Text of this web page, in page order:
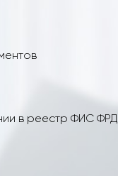
в реестр ФИС